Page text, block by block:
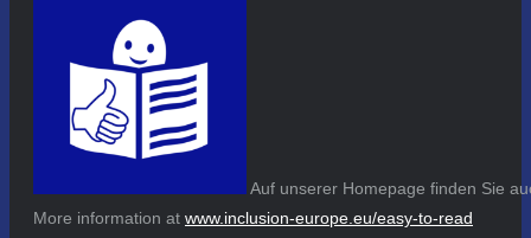
Auf unserer Homepage finden Sie
More information at www.inclusion-europe.eu/easy-to-read